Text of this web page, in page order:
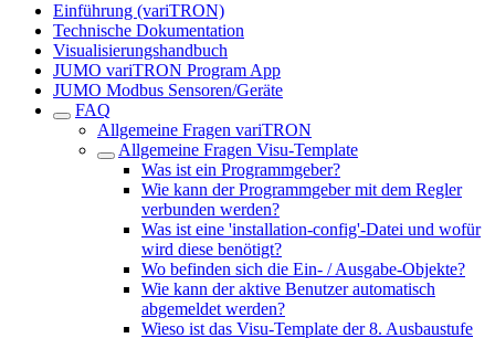
Einführung (variTRON)
Technische Dokumentation
Visualisierungshandbuch
JUMO variTRON Program App
JUMO Modbus Sensoren/Geräte
FAQ
Allgemeine Fragen variTRON
Allgemeine Fragen Visu-Template
Was ist ein Programmgeber?
Wie kann der Programmgeber mit dem Regler
verbunden werden?
Was ist eine 'installation-config'-Datei und wofür
wird diese benötigt?
Wo befinden sich die Ein- / Ausgabe-Objekte?
Wie kann der aktive Benutzer automatisch
abgemeldet werden?
Wieso ist das Visu-Template der 8. Ausbaustufe